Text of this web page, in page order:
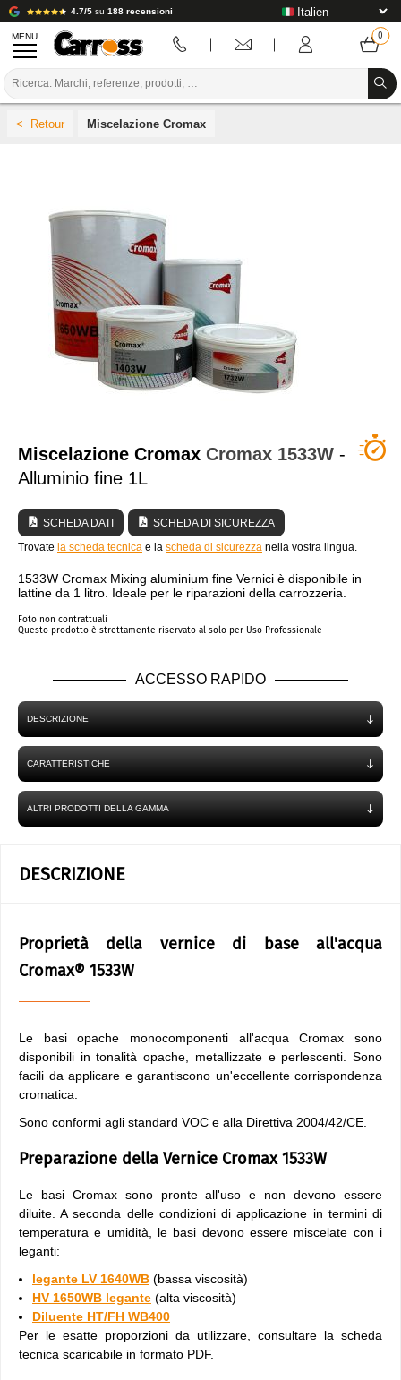
4.7/5 su 188 recensioni
MENU
PREPARAZIONE / VERNICIATURA / RIFINITURA
MATERIALI DI CONSUMO PER LA CARROZZERIA
STRUMENTI PER LA CARROZZERIA
ATTREZZATURE PER CARROZZERIA
INSTALLAZIONE IN LABORATORIO
TUTORIAL E CONSIGLI
Miscelazione Cromax
Miscelazione Cromax Cromax 1533W -
Alluminio fine 1L
SCHEDA DATI
SCHEDA DI SICUREZZA
Trovate la scheda tecnica e la scheda di sicurezza nella vostra lingua.
1533W Cromax Mixing aluminium fine Vernici è disponibile in
lattine da 1 litro. Ideale per le riparazioni della carrozzeria.
Foto non contrattuali
Questo prodotto è strettamente riservato al solo per Uso Professionale
ACCESSO RAPIDO
DESCRIZIONE
CARATTERISTICHE
ALTRI PRODOTTI DELLA GAMMA
DESCRIZIONE
Proprietà della vernice di base all'acqua
Cromax® 1533W
Le basi opache monocomponenti all'acqua Cromax sono
disponibili in tonalità opache, metallizzate e perlescenti. Sono
facili da applicare e garantiscono un'eccellente corrispondenza
cromatica.
Sono conformi agli standard VOC e alla Direttiva 2004/42/CE.
Preparazione della Vernice Cromax 1533W
Le basi Cromax sono pronte all'uso e non devono essere
diluite. A seconda delle condizioni di applicazione in termini di
temperatura e umidità, le basi devono essere miscelate con i
leganti:
legante LV 1640WB (bassa viscosità)
HV 1650WB legante (alta viscosità)
Diluente HT/FH WB400
Per le esatte proporzioni da utilizzare, consultare la scheda
tecnica scaricabile in formato PDF.